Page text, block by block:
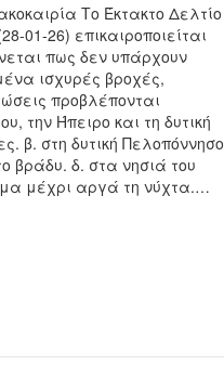
Το Έκτακτο Δελτίο
01-26) επικαιροποιείται
πως δεν υπάρχουν
ισχυρές βροχές,
προβλέπονται
την Ήπειρο και τη δυτική
β. στη δυτική Πελοπόννησο
βράδυ. δ. στα νησιά του
μέχρι αργά τη νύχτα.…